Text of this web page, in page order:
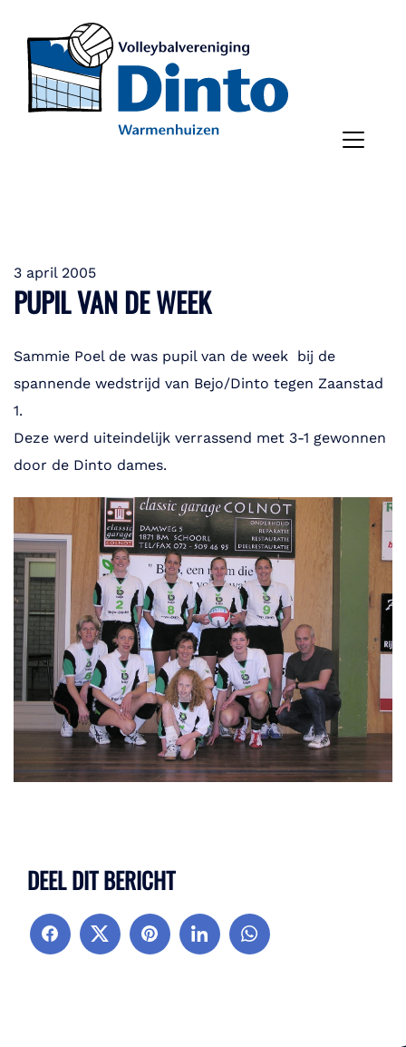
3 april 2005
PUPIL VAN DE WEEK
Sammie Poel de was pupil van de week bij de
spannende wedstrijd van Bejo/Dinto tegen Zaanstad
1.
Deze werd uiteindelijk verrassend met 3-1 gewonnen
door de Dinto dames.
DEEL DIT BERICHT